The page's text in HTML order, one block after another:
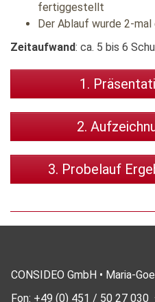
fertiggestellt
Der Ablauf wurde 2-
Zeitaufwand: ca. 5 bis 6
1.
2.
3. Probelauf
CONSIDEO GmbH • Maria-
Fon: +49 (0) 451 / 50 27 030